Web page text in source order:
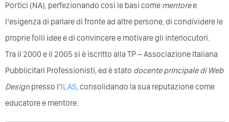
Portici (NA), perfezionando così le basi come mentoree
l’esigenza di parlare di fronte ad altre persone, di condividere le
proprie folli idee e di convincere e motivare gli interlocutori.
Tra il 2000 e il 2005 si è iscritto alla TP – Associazione Italiana
Pubblicitari Professionisti, ed è stato docente principale di Web
Designpresso l’ILAS, consolidando la sua reputazione come
educatore e mentore.